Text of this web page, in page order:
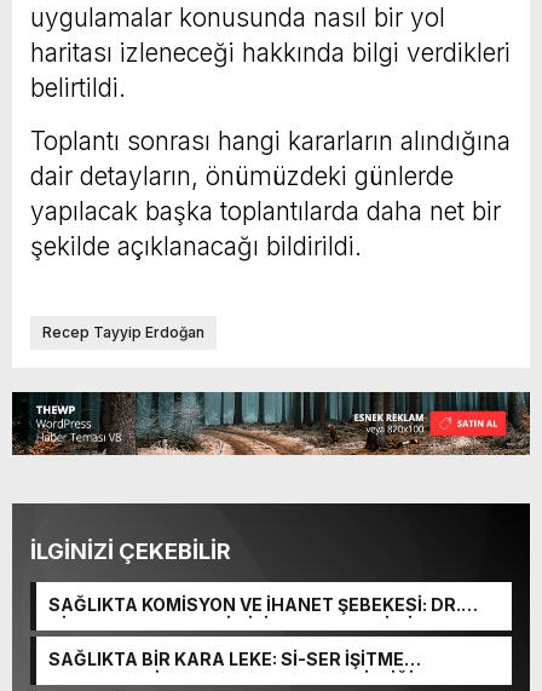
uygulamalar konusunda nasıl bir yol
haritası izleneceği hakkında bilgi verdikleri
belirtildi.
Toplantı sonrası hangi kararların alındığına
dair detayların, önümüzdeki günlerde
yapılacak başka toplantılarda daha net bir
şekilde açıklanacağı bildirildi.
Recep Tayyip Erdoğan
İLGİNİZİ ÇEKEBİLİR
SAĞLIKTA KOMİSYON VE İHANET ŞEBEKESİ: DR.
NİHAT URUÇ VE SEMİH İŞİTME MERKEZİ’NİN SGK
VURGUNU!
SAĞLIKTA BİR KARA LEKE: Sİ-SER İŞİTME
MERKEZLERİ VE MODERN UMUT TACİRLİĞİ